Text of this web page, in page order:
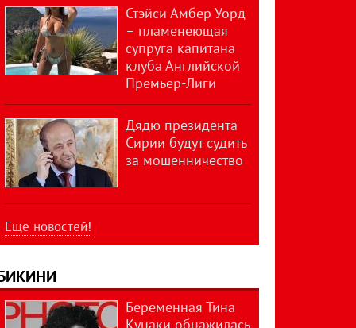
Стэйси Амбер Уорд
– пламенеющая
супруга капитана
клуба Английской
Премьер-Лиги
Дядю президента
Сирии будут судить
за мошенничество
Еще новостей!
Беременная Тина